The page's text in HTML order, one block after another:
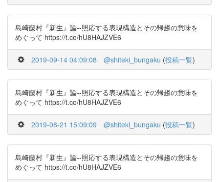
島崎藤村『新生』論--照応する表現構造とその帰趨の意味を
めぐって https://t.co/hU8HAJZVE6
2019-09-14 04:09:08 @shiteki_bungaku (投稿一覧)
島崎藤村『新生』論--照応する表現構造とその帰趨の意味を
めぐって https://t.co/hU8HAJZVE6
2019-08-21 15:09:09 @shiteki_bungaku (投稿一覧)
島崎藤村『新生』論--照応する表現構造とその帰趨の意味を
めぐって https://t.co/hU8HAJZVE6